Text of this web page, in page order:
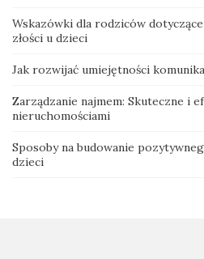
Wskazówki dla rodziców
złości u dzieci
Jak rozwijać umiejętności
Zarządzanie najmem: Skuteczne i
nieruchomościami
Sposoby na budowanie
dzieci